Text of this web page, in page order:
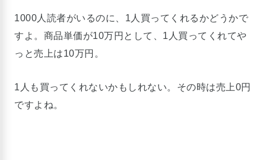
1000人読者がいるのに、1人買ってくれるかどうかで
すよ。商品単価が10万円として、1人買ってくれてや
っと売上は10万円。
1人も買ってくれないかもしれない。その時は売上0円
ですよね。